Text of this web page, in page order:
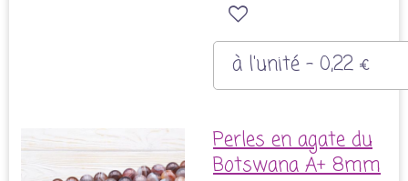
Perles en agate du
Botswana A+ 8mm